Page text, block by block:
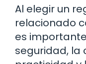
Al elegir un
relacionado
es
seguridad, la